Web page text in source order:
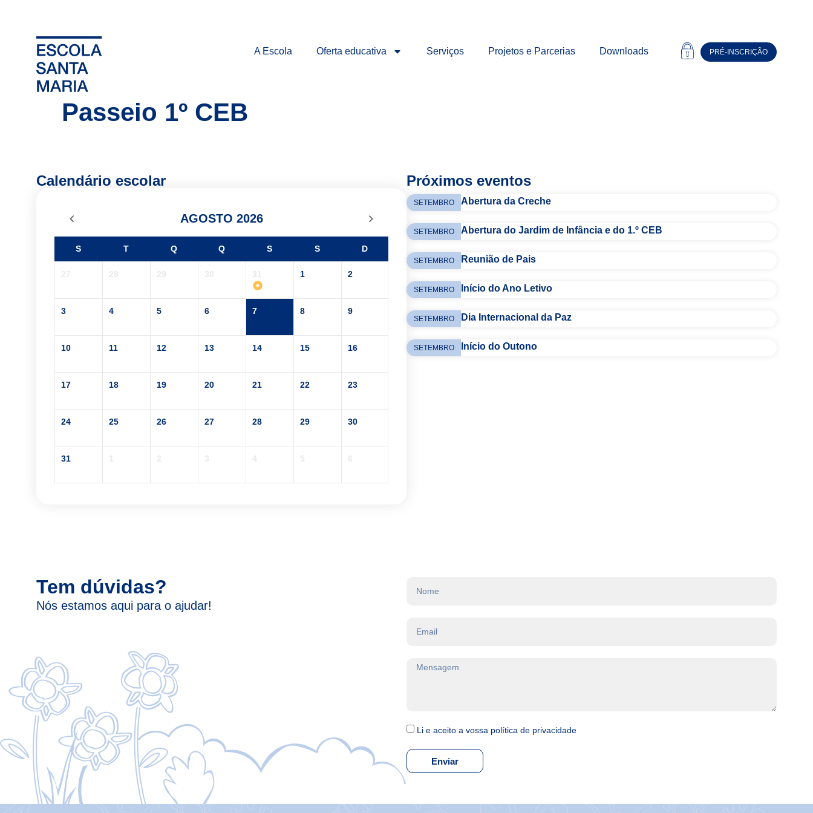
A Escola Oferta educativa Serviços Projetos e Parcerias Downloads PRÉ-INSCRIÇÃO
Passeio 1º CEB
Calendário escolar
AGOSTO 2026
S T Q Q S S D
1 2
3 4 5 6 7 8 9
10 11 12 13 14 15 16
17 18 19 20 21 22 23
24 25 26 27 28 29 30
31
Próximos eventos
SETEMBRO Abertura da Creche
SETEMBRO Abertura do Jardim de Infância e do 1.º CEB
SETEMBRO Reunião de Pais
SETEMBRO Início do Ano Letivo
SETEMBRO Dia Internacional da Paz
SETEMBRO Início do Outono
Tem dúvidas?
Nós estamos aqui para o ajudar!
Li e aceito a vossa política de privacidade
Enviar